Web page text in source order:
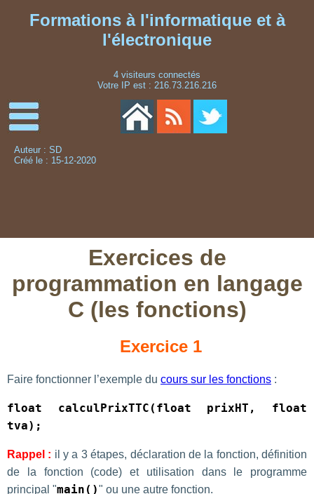
Formations à l'informatique et à
l'électronique
4 visiteurs connectés
Votre IP est : 216.73.216.216
Auteur : SD
Créé le : 15-12-2020
Exercices de
programmation en langage
C (les fonctions)
Exercice 1
Faire fonctionner l’exemple du cours sur les fonctions :
float calculPrixTTC(float prixHT, float
tva);
Rappel : il y a 3 étapes, déclaration de la fonction, définition
de la fonction (code) et utilisation dans le programme
principal "main()" ou une autre fonction.